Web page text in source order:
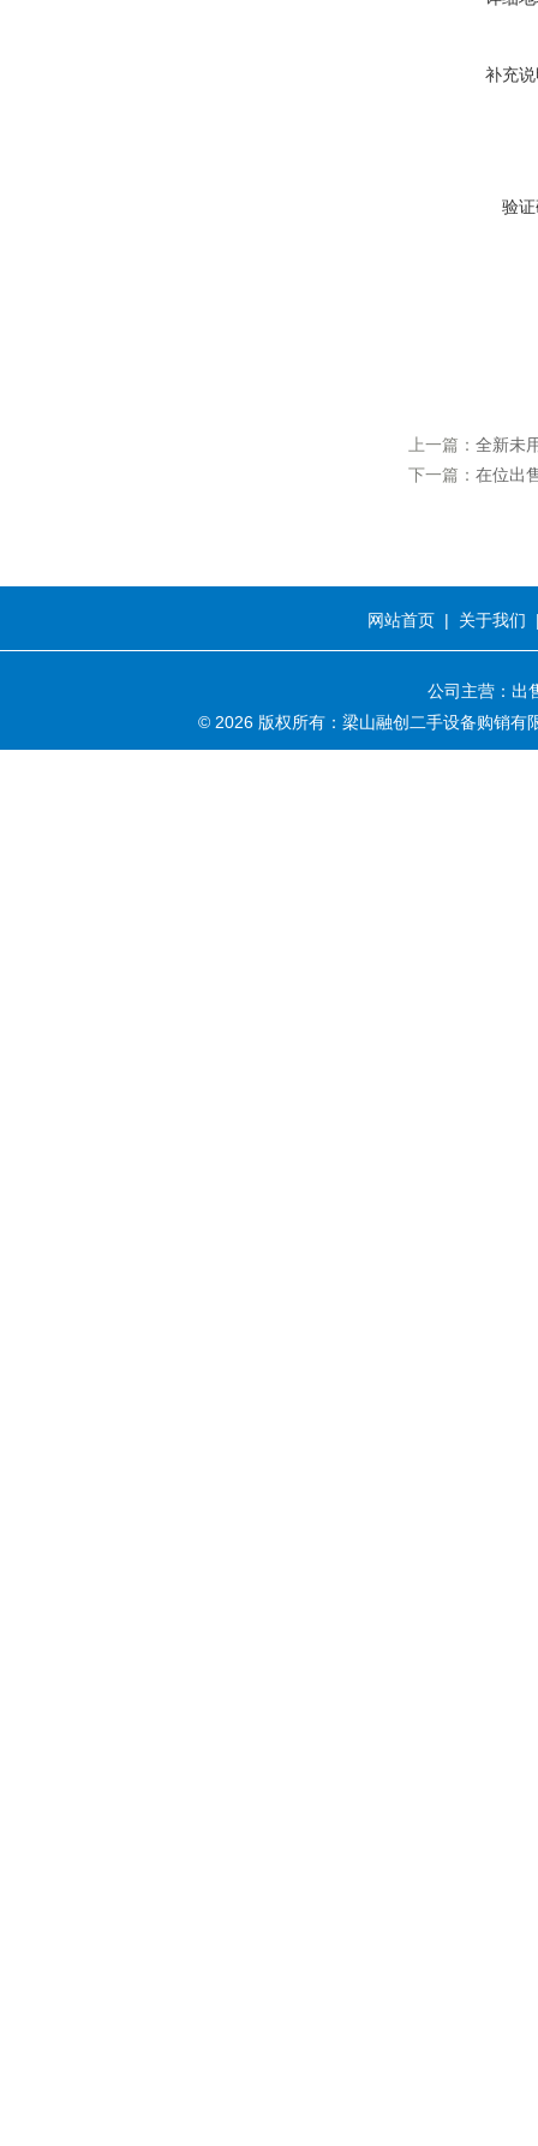
补充
验
上一篇： 全新未
下一篇： 在位出
网站首页 | 关于我们
公司主营：出
© 2026 版权所有：梁山融创二手设备购销